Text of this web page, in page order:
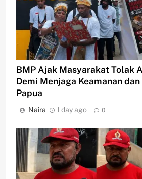
BMP Ajak Masyarakat Tolak
Demi Menjaga Keamanan
Papua
Naira 1 day ago 0